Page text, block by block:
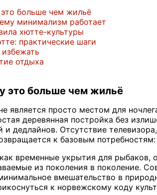
больше чем жильё
минимализм работает
хютте-культуры
практические шаги
отдыха
это больше чем жильё
является просто местом для
деревянная постройка без
дедлайнов. Отсутствие
к базовым
временные укрытия для
из поколения в поколение.
вмешательство в
к норвежскому коду